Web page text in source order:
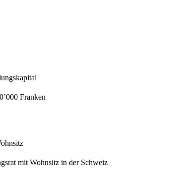
Franken
mit Wohnsitz in der Schweiz